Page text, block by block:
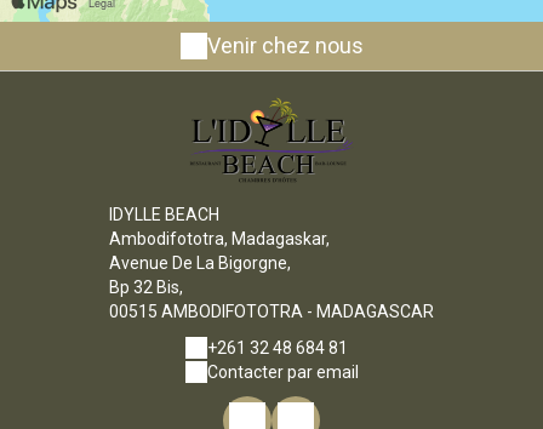
Venir chez nous
IDYLLE BEACH
Ambodifototra, Madagaskar,
Avenue De La Bigorgne,
Bp 32 Bis,
00515 AMBODIFOTOTRA - MADAGASCAR
+261 32 48 684 81
Contacter par email